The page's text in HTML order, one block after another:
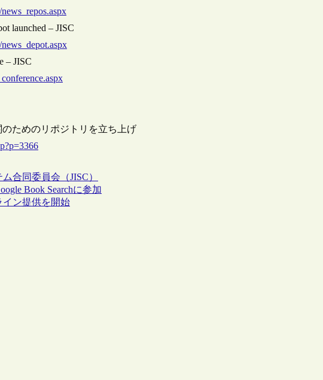
launched – JISC
– JISC
ためのリポジトリを立ち上げ
合同委員会（JISC）
Book Searchに参加
イン提供を開始